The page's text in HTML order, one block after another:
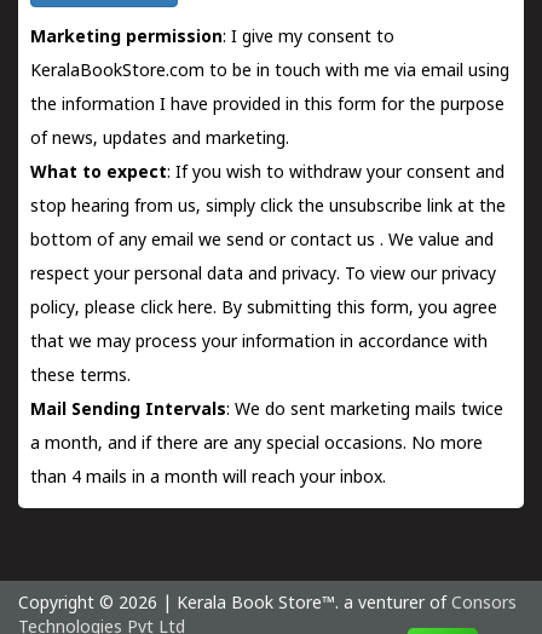
Marketing permission: I give my consent to
KeralaBookStore.com to be in touch with me via email using
the information I have provided in this form for the purpose
of news, updates and marketing.
What to expect: If you wish to withdraw your consent and
stop hearing from us, simply click the unsubscribe link at the
bottom of any email we send orcontact us . We value and
respect your personal data and privacy. To view our privacy
policy, please click here. By submitting this form, you agree
that we may process your information in accordance with
these terms.
Mail Sending Intervals: We do sent marketing mails twice
a month, and if there are any special occasions. No more
than 4 mails in a month will reach your inbox.
Copyright © 2026 | Kerala Book Store™. a venturer of Consors
Technologies Pvt Ltd